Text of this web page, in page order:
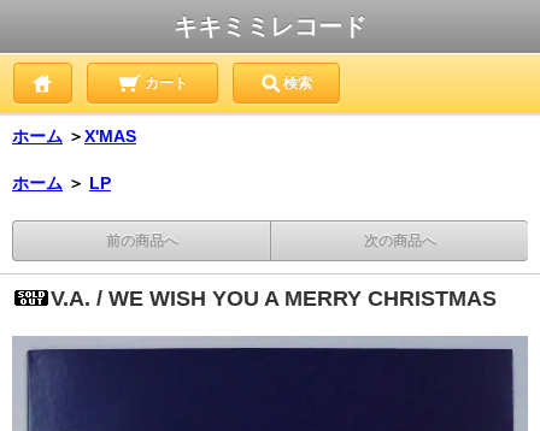
キキミミレコード
カート 検索
ホーム ＞X'MAS
ホーム ＞ LP
前の商品へ 次の商品へ
V.A. / WE WISH YOU A MERRY CHRISTMAS